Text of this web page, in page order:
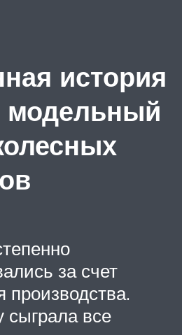
история
за счет
все